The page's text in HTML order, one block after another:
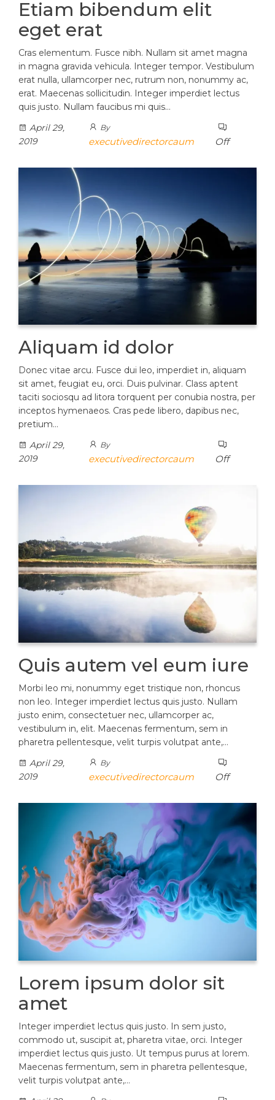
Etiam bibendum elit
eget erat
Cras elementum. Fusce nibh. Nullam sit amet magna
in magna gravida vehicula. Integer tempor. Vestibulum
erat nulla, ullamcorper nec, rutrum non, nonummy ac,
erat. Maecenas sollicitudin. Integer imperdiet lectus
quis justo. Nullam faucibus mi quis…
April 29,
2019
By
executivedirectorcaum Off
Aliquam id dolor
Donec vitae arcu. Fusce dui leo, imperdiet in, aliquam
sit amet, feugiat eu, orci. Duis pulvinar. Class aptent
taciti sociosqu ad litora torquent per conubia nostra, per
inceptos hymenaeos. Cras pede libero, dapibus nec,
pretium…
April 29,
2019
By
executivedirectorcaum Off
Quis autem vel eum iure
Morbi leo mi, nonummy eget tristique non, rhoncus
non leo. Integer imperdiet lectus quis justo. Nullam
justo enim, consectetuer nec, ullamcorper ac,
vestibulum in, elit. Maecenas fermentum, sem in
pharetra pellentesque, velit turpis volutpat ante,…
April 29,
2019
By
executivedirectorcaum Off
Lorem ipsum dolor sit
amet
Integer imperdiet lectus quis justo. In sem justo,
commodo ut, suscipit at, pharetra vitae, orci. Integer
imperdiet lectus quis justo. Ut tempus purus at lorem.
Maecenas fermentum, sem in pharetra pellentesque,
velit turpis volutpat ante,…